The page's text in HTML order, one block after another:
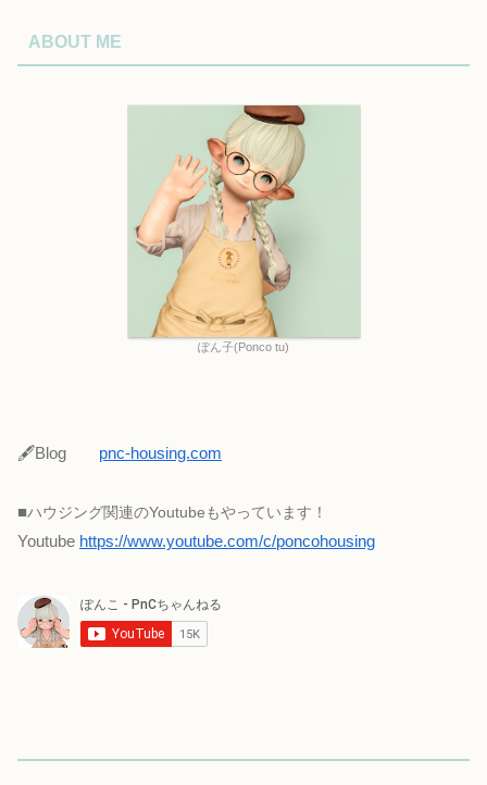
ABOUT ME
ぽん子(Ponco tu)
🖋Blog pnc-housing.com
■ハウジング関連のYoutubeもやっています！
Youtube https://www.youtube.com/c/poncohousing